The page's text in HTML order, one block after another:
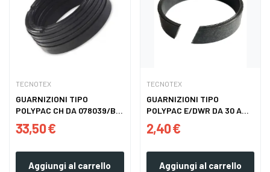
TECNOTEX
GUARNIZIONI TIPO
POLYPAC CH DA 078039/B A
287212
33,50 €
Aggiungi al carrello
TECNOTEX
GUARNIZIONI TIPO
POLYPAC E/DWR DA 30 A
250
2,40 €
Aggiungi al carrello